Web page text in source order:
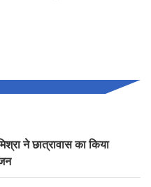
ने छात्रावास का किया